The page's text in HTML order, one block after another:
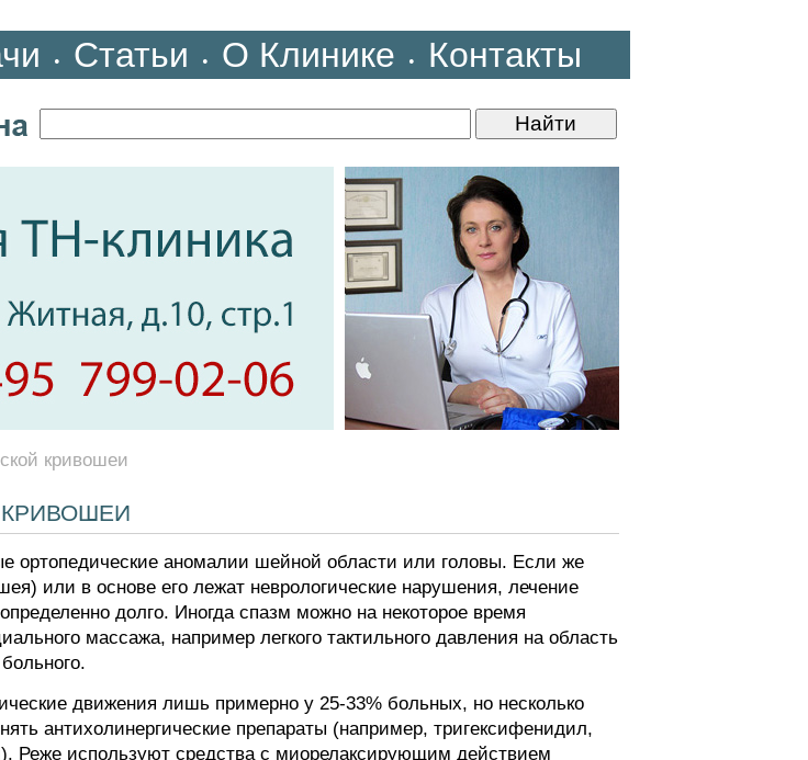
• Статьи • О Клинике • Контакты
кривошеи
ортопедические аномалии шейной области или головы. Если же
или в основе его лежат неврологические нарушения, лечение
долго. Иногда спазм можно на некоторое время
массажа, например легкого тактильного давления на область
движения лишь примерно у 25-33% больных, но несколько
антихолинергические препараты (например, тригексифенидил,
Реже используют средства с миорелаксирующим действием